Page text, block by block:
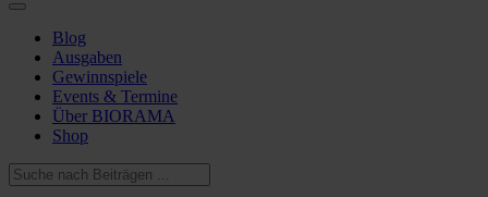
Blog
Ausgaben
Gewinnspiele
Events & Termine
Über BIORAMA
Shop